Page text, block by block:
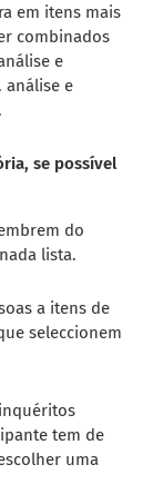
em itens mais
combinados
e
análise e
.
se possível
do
lista.
a itens de
seleccionem
tem de
uma